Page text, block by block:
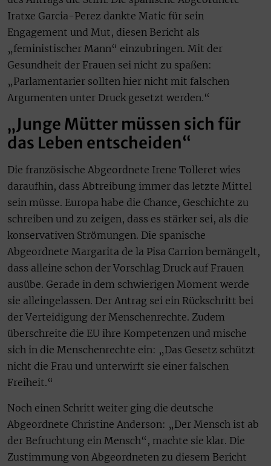
Iratxe Garcia-Perez dankte Matic für sein
Engagement und Mut, diesen Bericht als
„feministischer Mann“ einzubringen. Mit der
Gesundheit der Frauen sei nicht zu spaßen:
„Parlamentarier sollten hier nicht mit falschen
Argumenten unter Druck gesetzt werden.“
„Junge Mütter müssen sich für
das Leben entscheiden“
Die französische Abgeordnete Irene Tolleret wies
daraufhin, dass Abtreibung immer das letzte Mittel
sein müsse. Europa habe die Chance, Geschichte zu
schreiben und zu zeigen, dass es stärker sei, als die
konservativen Strömungen. Die spanische
Abgeordnete Margarita de la Pisa Carrion bemängelt,
dass alleine schon der Vorschlag Druck auf Frauen
ausübe. Gerade in dem schwierigen Moment werde
sie alleingelassen. Der Antrag sei ein Rückschritt bei
der Verteidigung der Menschenrechte. Zudem
überschreite die EU ihre Kompetenzen und mische
sich in die Menschenrechte ein: „Das Gesetz schützt
nicht die Frau und unterwirft sie einer falschen
Freiheit.“
Noch einen Schritt weiter ging die deutsche
Abgeordnete Christine Anderson: „Der Mensch ist ab
der Befruchtung ein Mensch“, machte sie klar. Die
Zustimmung von Abgeordneten zu diesem Bericht